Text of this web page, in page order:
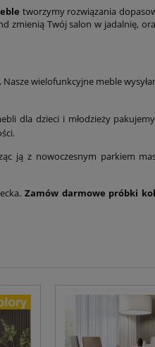
tworzymy rozwiązania
zmienią Twój salon w jadalnię,
wielofunkcyjne meble
dla dzieci i młodzieży
ją z nowoczesnym parkiem
Zamów darmowe próbki